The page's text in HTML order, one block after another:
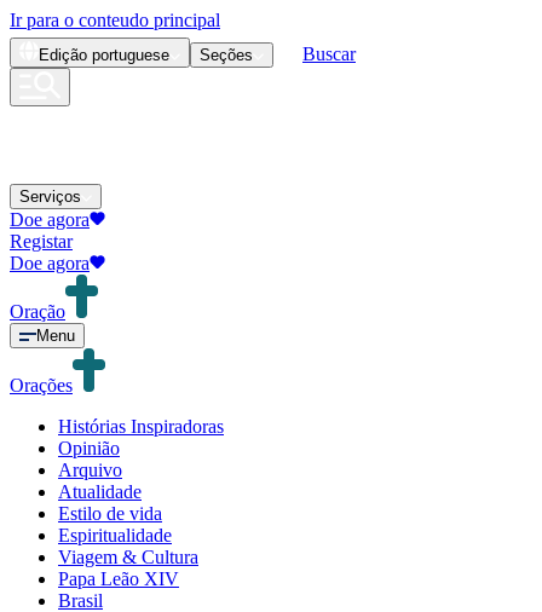
Ir para o conteudo principal
Edição portuguese Seções Buscar
Serviços
Doe agora
Registar
Doe agora
Oração
Menu
Orações
Histórias Inspiradoras
Opinião
Arquivo
Atualidade
Estilo de vida
Espiritualidade
Viagem & Cultura
Papa Leão XIV
Brasil